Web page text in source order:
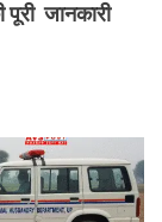
जानकारी